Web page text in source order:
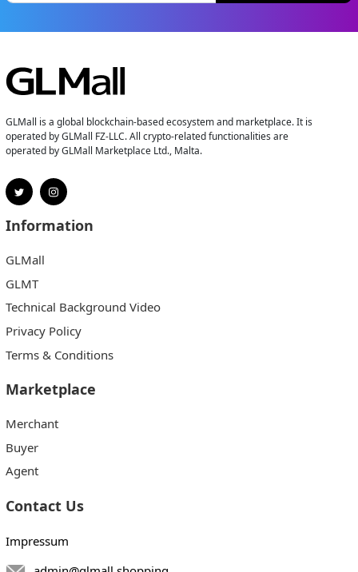
GLMall is a global blockchain-based ecosystem and marketplace. It is
operated by GLMall FZ-LLC. All crypto-related functionalities are
operated by GLMall Marketplace Ltd., Malta.
Information
GLMall
GLMT
Technical Background Video
Privacy Policy
Terms & Conditions
Marketplace
Merchant
Buyer
Agent
Contact Us
Impressum